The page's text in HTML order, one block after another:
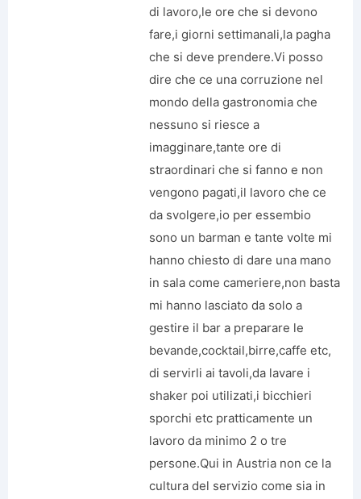
di lavoro,le ore che si devono
fare,i giorni settimanali,la pagha
che si deve prendere.Vi posso
dire che ce una corruzione nel
mondo della gastronomia che
nessuno si riesce a
imagginare,tante ore di
straordinari che si fanno e non
vengono pagati,il lavoro che ce
da svolgere,io per essembio
sono un barman e tante volte mi
hanno chiesto di dare una mano
in sala come cameriere,non basta
mi hanno lasciato da solo a
gestire il bar a preparare le
bevande,cocktail,birre,caffe etc,
di servirli ai tavoli,da lavare i
shaker poi utilizati,i bicchieri
sporchi etc pratticamente un
lavoro da minimo 2 o tre
persone.Qui in Austria non ce la
cultura del servizio come sia in